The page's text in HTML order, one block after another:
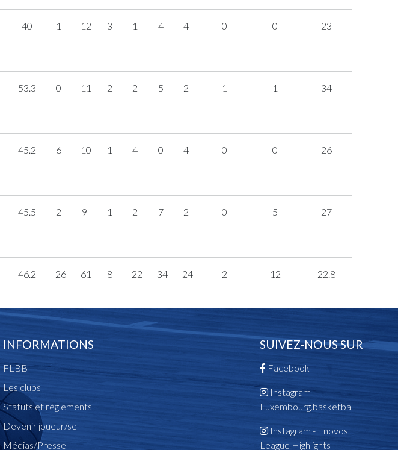
40 1 12 3 1 4 4 0 0 23
53.3 0 11 2 2 5 2 1 1 34
45.2 6 10 1 4 0 4 0 0 26
45.5 2 9 1 2 7 2 0 5 27
46.2 26 61 8 22 34 24 2 12 22.8
INFORMATIONS
FLBB
Les clubs
Statuts et réglements
Devenir joueur/se
Médias/Presse
SUIVEZ-NOUS SUR
Facebook
Instagram -
Luxembourg.basketball
Instagram - Enovos
League Highlights